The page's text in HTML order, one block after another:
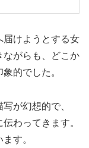
届けようとする女
ながらも、どこか
的でした。
が幻想的で、
わってきます。
す。